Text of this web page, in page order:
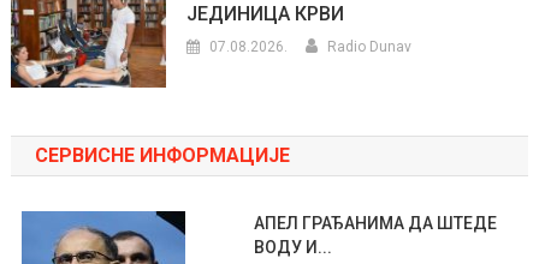
ЈЕДИНИЦА КРВИ
07.08.2026. Radio Dunav
СЕРВИСНЕ ИНФОРМАЦИЈЕ
АПЕЛ ГРАЂАНИМА ДА ШТЕДЕ
ВОДУ И...